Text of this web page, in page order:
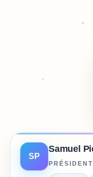
SP
PRÉSIDENT